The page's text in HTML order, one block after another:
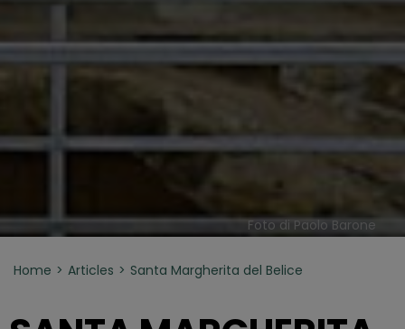
Foto di Paolo Barone
Home Articles Santa Margherita del Belice